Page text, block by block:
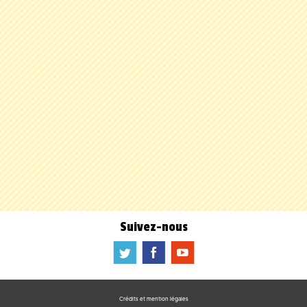
Suivez-nous
a b f
Crédits et mention légales